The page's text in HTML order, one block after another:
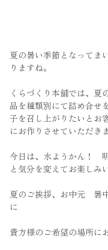
夏の暑い季節となってま
りますね。
くらづくり本舗では、夏
品を種類別にて詰め合せ
子を召し上がりたいとお
にお作りさせていただき
今日は、水ようかん！
と気分を変えてお楽しみ
夏のご挨拶、お中元 暑
に
貴方様のご希望の場所に